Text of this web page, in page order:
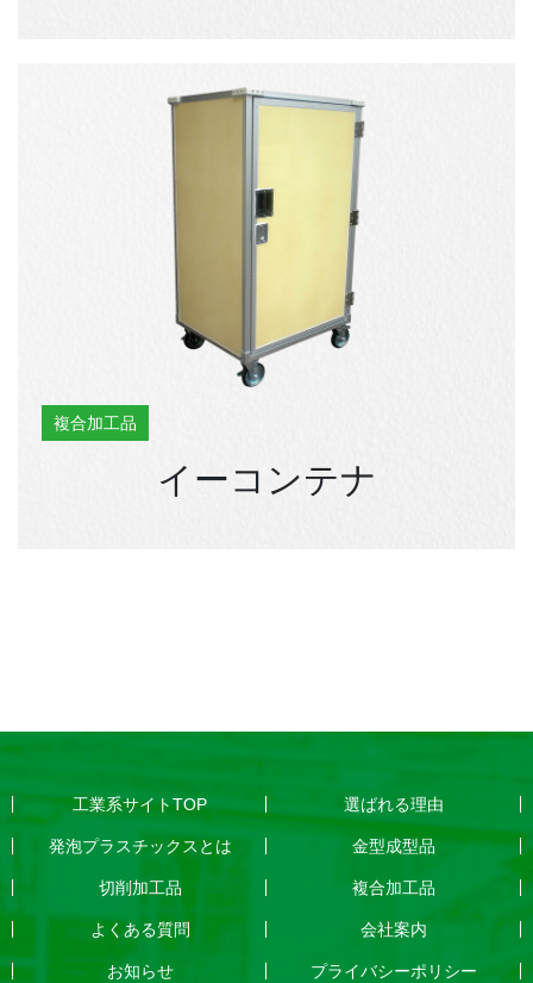
複合加工品
イーコンテナ
工業系サイトTOP 選ばれる理由
発泡プラスチックスとは 金型成型品
切削加工品 複合加工品
よくある質問 会社案内
お知らせ プライバシーポリシー